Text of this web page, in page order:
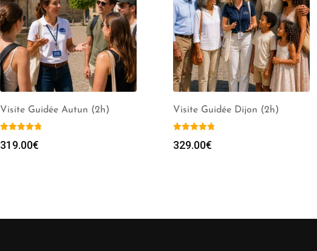
Visite Guidée Autun (2h)
319.00€
Visite Guidée Dijon (2h)
329.00€